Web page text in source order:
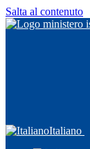
Salta al contenuto
Italiano